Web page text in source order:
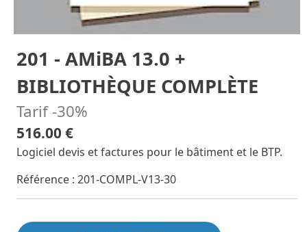
201 - AMiBA 13.0 +
BIBLIOTHÈQUE COMPLÈTE
Tarif -30%
516.00 €
Logiciel devis et factures pour le bâtiment et le BTP.
Référence : 201-COMPL-V13-30